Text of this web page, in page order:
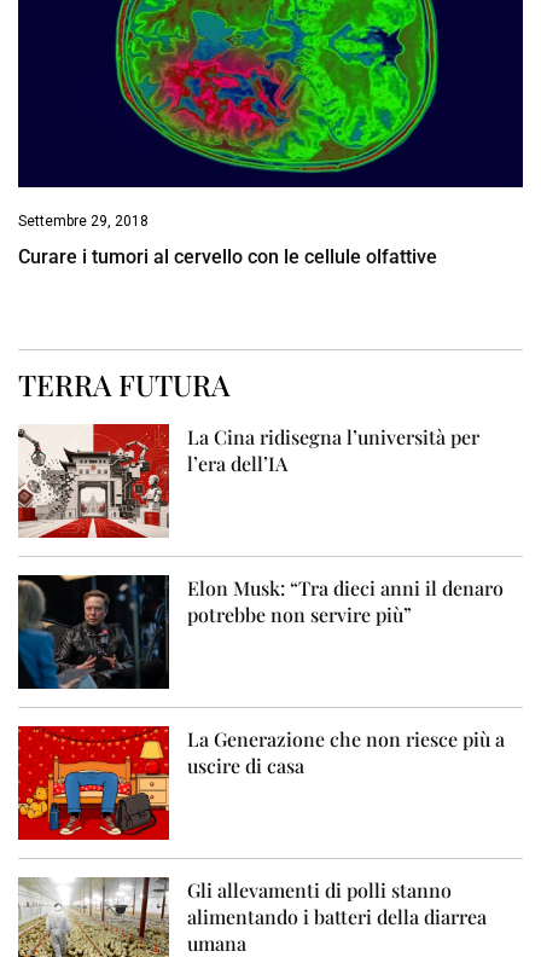
Settembre 29, 2018
Curare i tumori al cervello con le cellule olfattive
TERRA FUTURA
La Cina ridisegna l’università per
l’era dell’IA
Elon Musk: “Tra dieci anni il denaro
potrebbe non servire più”
La Generazione che non riesce più a
uscire di casa
Gli allevamenti di polli stanno
alimentando i batteri della diarrea
umana